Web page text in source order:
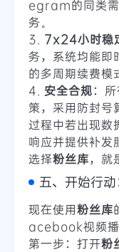
egram的同类需
务。
3. 7x24小时稳
务，系统均能即
的多周期续费模
4. 安全合规：
策，采用防封号
过程中若出现数
响应并提供补发
选择粉丝库，就
五、开始行
现在使用粉丝库
acebook视频播
第一步：打开粉